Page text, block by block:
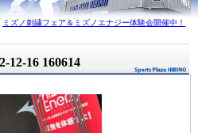
ミズノ刺繍フェア＆ミズノエナジー体験会開催中！
12-16 160614